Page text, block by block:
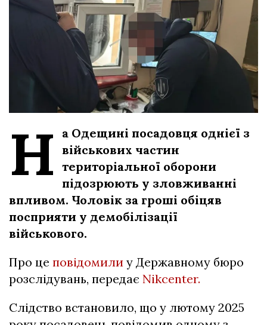
Н
а Одещині посадовця однієї з
військових частин
територіальної оборони
підозрюють у зловживанні
впливом. Чоловік за гроші обіцяв
посприяти у демобілізації
військового.
Про це повідомили у Державному бюро
розслідувань, передає Nikcenter.
Слідство встановило, що у лютому 2025